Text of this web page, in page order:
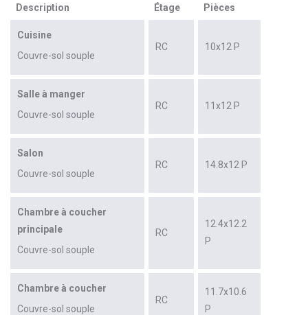
Description Étage Pièces
Cuisine
Couvre-sol souple
RC 10x12 P
Salle à manger
Couvre-sol souple
RC 11x12 P
Salon
Couvre-sol souple
RC 14.8x12 P
Chambre à coucher
principale
Couvre-sol souple
RC
12.4x12.2
P
Chambre à coucher
Couvre-sol souple
RC
11.7x10.6
P